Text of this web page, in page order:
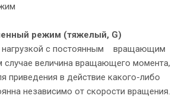
режим (тяжелый, G)
нагрузкой с постоянным вращающим
случае величина вращающего момента,
приведения в действие какого-либо
независимо от скорости вращения.